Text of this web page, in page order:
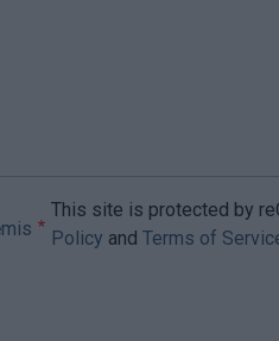
This site is protected by
Policy and Terms of